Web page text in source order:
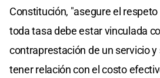
Constitución, "asegure el
toda tasa debe estar vinculada
contraprestación de un servicio
tener relación con el costo